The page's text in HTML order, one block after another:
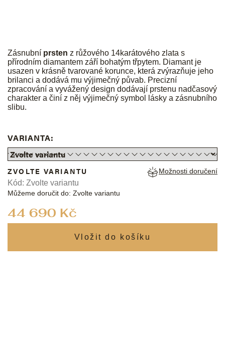
Zásnubní prsten z růžového 14karátového zlata s
přírodním diamantem září bohatým třpytem. Diamant je
usazen v krásně tvarované korunce, která zvýrazňuje jeho
brilanci a dodává mu výjimečný půvab. Precizní
zpracování a vyvážený design dodávají prstenu nadčasový
charakter a činí z něj výjimečný symbol lásky a zásnubního
slibu.
VARIANTA:
44 690 Kč
ZVOLTE VARIANTU
Můžeme doručit do: Zvolte variantu
Možnosti doručení
Kód: Zvolte variantu